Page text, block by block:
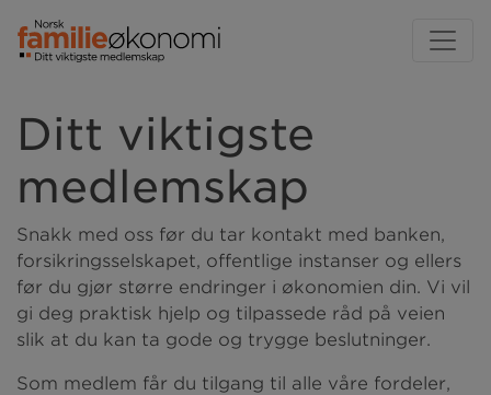
Ditt viktigste
medlemskap
Snakk med oss før du tar kontakt med banken,
forsikringsselskapet, offentlige instanser og ellers
før du gjør større endringer i økonomien din. Vi vil
gi deg praktisk hjelp og tilpassede råd på veien
slik at du kan ta gode og trygge beslutninger.
Som medlem får du tilgang til alle våre fordeler,